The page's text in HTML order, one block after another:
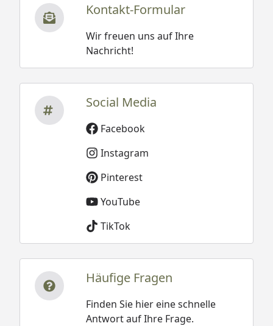
Kontakt-Formular
Wir freuen uns auf Ihre
Nachricht!
Social Media
Facebook
Instagram
Pinterest
YouTube
TikTok
Häufige Fragen
Finden Sie hier eine schnelle
Antwort auf Ihre Frage.